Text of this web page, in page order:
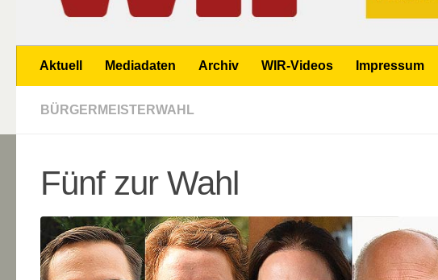
Aktuell Mediadaten Archiv WIR-Videos Impressum
BÜRGERMEISTERWAHL
Fünf zur Wahl